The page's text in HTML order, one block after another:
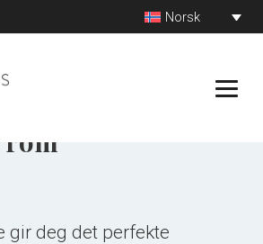
Norsk
rom
gir deg det perfekte